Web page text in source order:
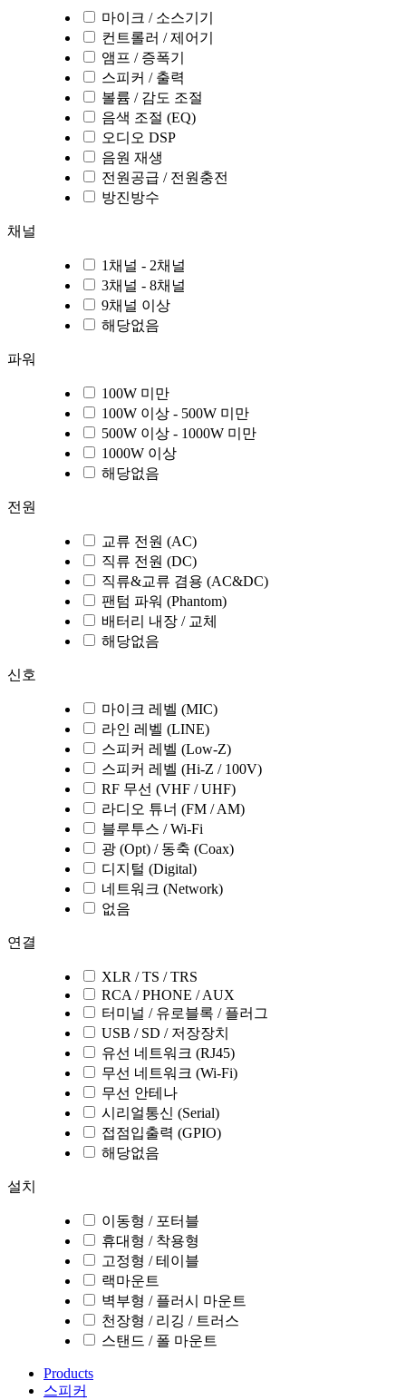
마이크 / 소스기기
컨트롤러 / 제어기
앰프 / 증폭기
스피커 / 출력
볼륨 / 감도 조절
음색 조절 (EQ)
오디오 DSP
음원 재생
전원공급 / 전원충전
방진방수
채널
1채널 - 2채널
3채널 - 8채널
9채널 이상
해당없음
파워
100W 미만
100W 이상 - 500W 미만
500W 이상 - 1000W 미만
1000W 이상
해당없음
전원
교류 전원 (AC)
직류 전원 (DC)
직류&교류 겸용 (AC&DC)
팬텀 파워 (Phantom)
배터리 내장 / 교체
해당없음
신호
마이크 레벨 (MIC)
라인 레벨 (LINE)
스피커 레벨 (Low-Z)
스피커 레벨 (Hi-Z / 100V)
RF 무선 (VHF / UHF)
라디오 튜너 (FM / AM)
블루투스 / Wi-Fi
광 (Opt) / 동축 (Coax)
디지털 (Digital)
네트워크 (Network)
없음
연결
XLR / TS / TRS
RCA / PHONE / AUX
터미널 / 유로블록 / 플러그
USB / SD / 저장장치
유선 네트워크 (RJ45)
무선 네트워크 (Wi-Fi)
무선 안테나
시리얼통신 (Serial)
접점입출력 (GPIO)
해당없음
설치
이동형 / 포터블
휴대형 / 착용형
고정형 / 테이블
랙마운트
벽부형 / 플러시 마운트
천장형 / 리깅 / 트러스
스탠드 / 폴 마운트
Products
스피커